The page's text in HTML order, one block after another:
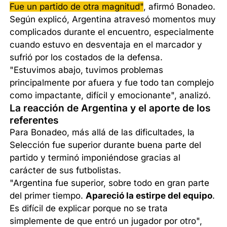
Fue un partido de otra magnitud", afirmó Bonadeo.
Según explicó, Argentina atravesó momentos muy
complicados durante el encuentro, especialmente
cuando estuvo en desventaja en el marcador y
sufrió por los costados de la defensa.
"Estuvimos abajo, tuvimos problemas
principalmente por afuera y fue todo tan complejo
como impactante, difícil y emocionante", analizó.
La reacción de Argentina y el aporte de los
referentes
Para Bonadeo, más allá de las dificultades, la
Selección fue superior durante buena parte del
partido y terminó imponiéndose gracias al
carácter de sus futbolistas.
"Argentina fue superior, sobre todo en gran parte
del primer tiempo.Apareció la estirpe del equipo.
Es difícil de explicar porque no se trata
simplemente de que entró un jugador por otro",